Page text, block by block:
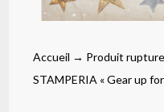
Accueil → Produit
STAMPERIA « Gear up